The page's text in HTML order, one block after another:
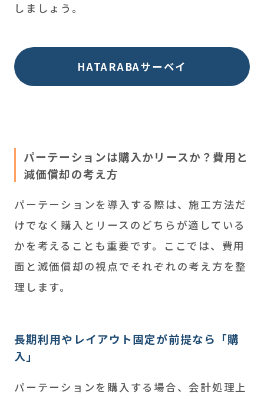
しましょう。
HATARABAサーベイ
パーテーションは購入かリースか？費用と
減価償却の考え方
パーテーションを導入する際は、施工方法だ
けでなく購入とリースのどちらが適している
かを考えることも重要です。ここでは、費用
面と減価償却の視点でそれぞれの考え方を整
理します。
長期利用やレイアウト固定が前提なら「購
入」
パーテーションを購入する場合、会計処理上